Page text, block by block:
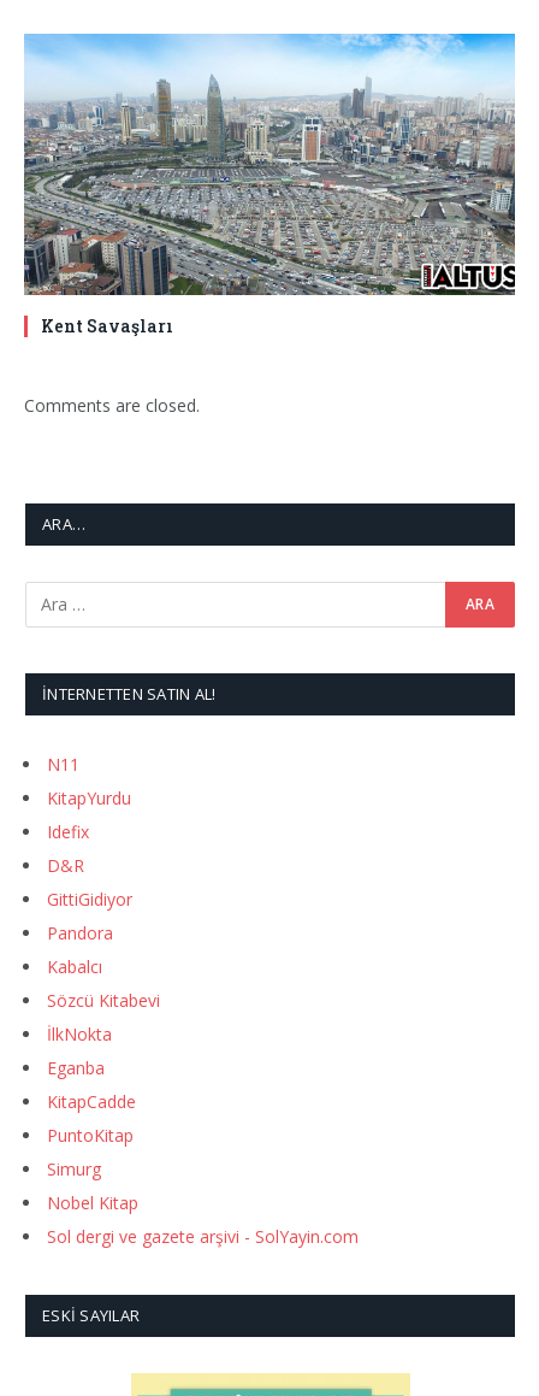
Kent Savaşları
Comments are closed.
ARA…
İNTERNETTEN SATIN AL!
N11
KitapYurdu
Idefix
D&R
GittiGidiyor
Pandora
Kabalcı
Sözcü Kitabevi
İlkNokta
Eganba
KitapCadde
PuntoKitap
Simurg
Nobel Kitap
Sol dergi ve gazete arşivi - SolYayin.com
ESKI SAYILAR